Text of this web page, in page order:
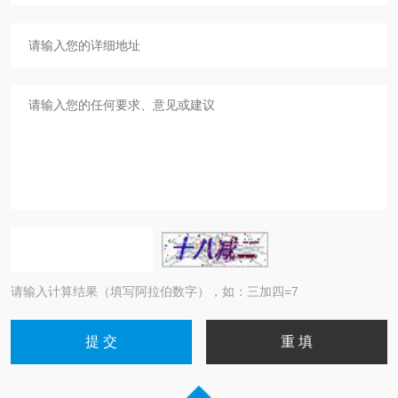
请输入计算结果（填写阿拉伯数字），如：三加四=7